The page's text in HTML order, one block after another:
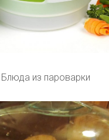
Блюда из пароварки